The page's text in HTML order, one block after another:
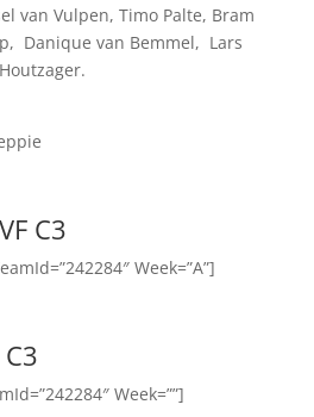
van Vulpen, Timo Palte, Bram
Danique van Bemmel, Lars
C3
Week=”A”]
Week=””]